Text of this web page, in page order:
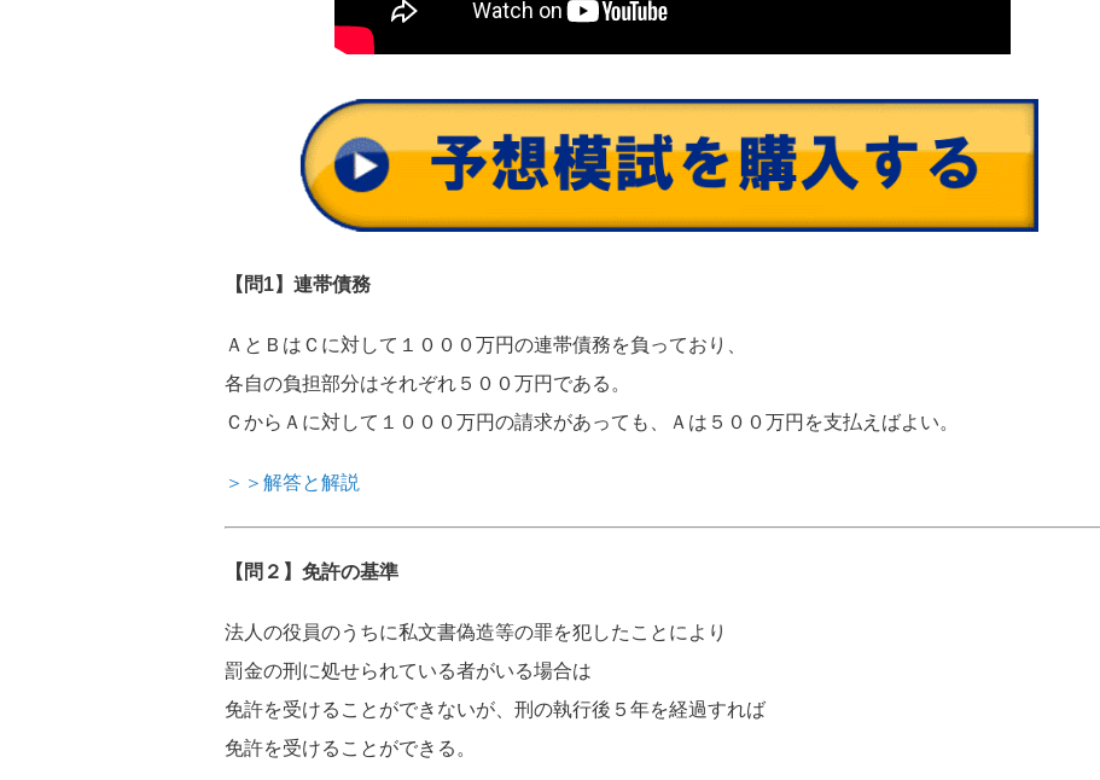
【問1】連帯債務
ＡとＢはＣに対して１０００万円の連帯債務を負っており、
各自の負担部分はそれぞれ５００万円である。
ＣからＡに対して１０００万円の請求があっても、Ａは５００万円を支払えばよい。
＞＞解答と解説
【問２】免許の基準
法人の役員のうちに私文書偽造等の罪を犯したことにより
罰金の刑に処せられている者がいる場合は
免許を受けることができないが、刑の執行後５年を経過すれば
免許を受けることができる。